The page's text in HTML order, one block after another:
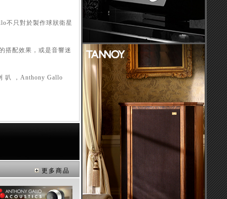
不只對於製作球狀衛星
配效果，或是音響迷
叭 ，Anthony Gallo
更多商品